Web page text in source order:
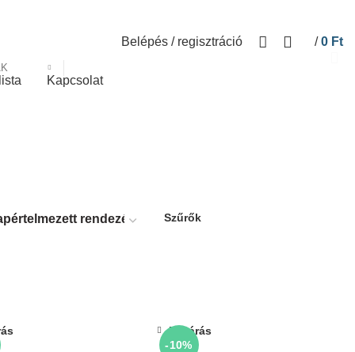
Belépés / regisztráció / 0 Ft
Kapcsolat
Szűrők
-10%
Bezárás